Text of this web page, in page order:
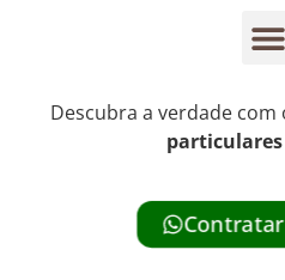
Descubra a verdade com
particulares